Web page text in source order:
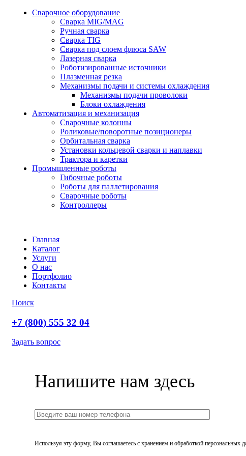
Сварочное оборудование
Сварка MIG/MAG
Ручная сварка
Сварка TIG
Сварка под слоем флюса SAW
Лазерная сварка
Роботизированные источники
Плазменная резка
Механизмы подачи и системы охлаждения
Механизмы подачи проволоки
Блоки охлаждения
Автоматизация и механизация
Сварочные колонны
Роликовые/поворотные позиционеры
Орбитальная сварка
Установки кольцевой сварки и наплавки
Трактора и каретки
Промышленные роботы
Гибочные роботы
Роботы для паллетирования
Сварочные роботы
Контроллеры
Главная
Каталог
Услуги
О нас
Портфолио
Контакты
Поиск
+7 (800) 555 32 04
Задать вопрос
Напишите нам здесь
Используя эту форму, Вы соглашаетесь с хранением и обработкой персональных